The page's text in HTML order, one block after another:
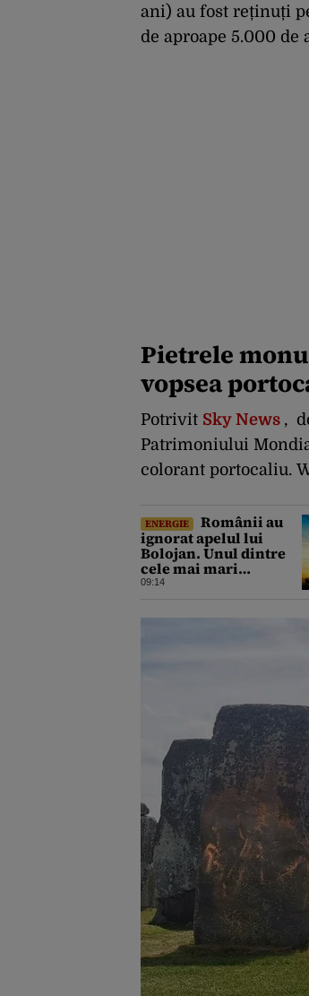
ani) au fost reținuți
de aproape 5.000 de
Pietrele
vopsea
Potrivit Sky News ,
Patrimoniului
colorant portocaliu.
ENERGIE
Românii au
ignorat apelul lui
Bolojan. Unul dintre
cele mai mari
consumuri de energie
înregistrat miercuri
09:14